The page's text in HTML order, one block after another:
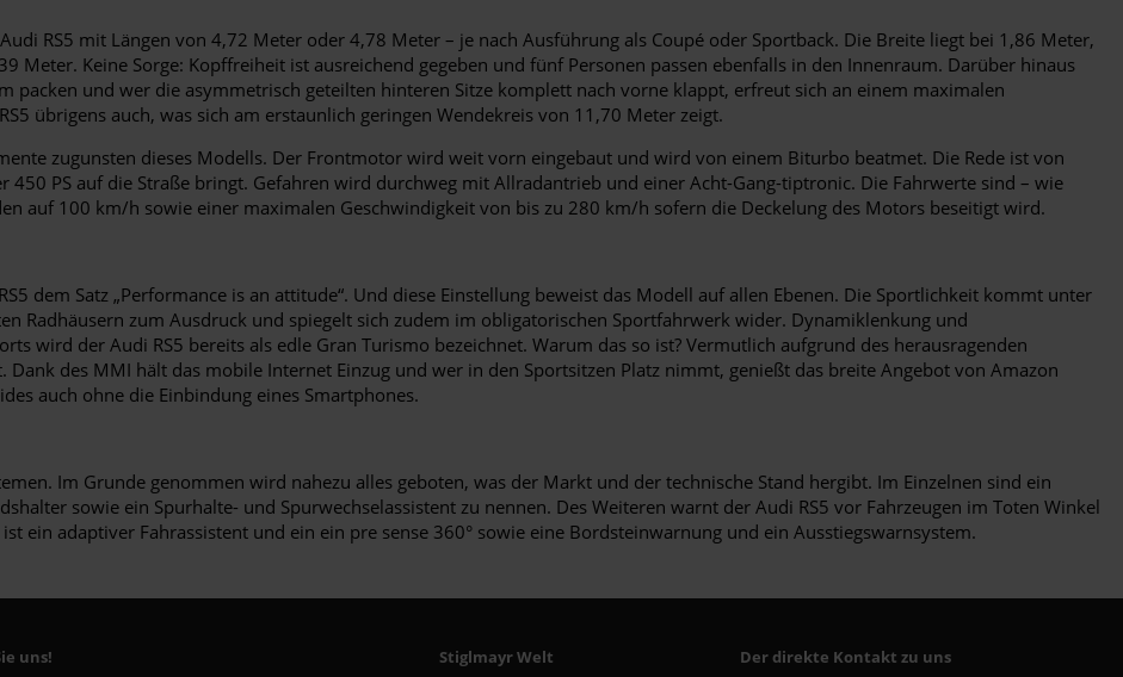
RS5 mit Längen von 4,72 Meter oder 4,78 Meter – je nach Ausführung als Coupé oder Sportback. Die Breite liegt bei 1,86 Meter,
Meter. Keine Sorge: Kopffreiheit ist ausreichend gegeben und fünf Personen passen ebenfalls in den Innenraum. Darüber hinaus
packen und wer die asymmetrisch geteilten hinteren Sitze komplett nach vorne klappt, erfreut sich an einem maximalen
übrigens auch, was sich am erstaunlich geringen Wendekreis von 11,70 Meter zeigt.
zugunsten dieses Modells. Der Frontmotor wird weit vorn eingebaut und wird von einem Biturbo beatmet. Die Rede ist von
PS auf die Straße bringt. Gefahren wird durchweg mit Allradantrieb und einer Acht-Gang-tiptronic. Die Fahrwerte sind – wie
auf 100 km/h sowie einer maximalen Geschwindigkeit von bis zu 280 km/h sofern die Deckelung des Motors beseitigt wird.
dem Satz „Performance is an attitude“. Und diese Einstellung beweist das Modell auf allen Ebenen. Die Sportlichkeit kommt unter
Radhäusern zum Ausdruck und spiegelt sich zudem im obligatorischen Sportfahrwerk wider. Dynamiklenkung und
wird der Audi RS5 bereits als edle Gran Turismo bezeichnet. Warum das so ist? Vermutlich aufgrund des herausragenden
des MMI hält das mobile Internet Einzug und wer in den Sportsitzen Platz nimmt, genießt das breite Angebot von Amazon
auch ohne die Einbindung eines Smartphones.
Im Grunde genommen wird nahezu alles geboten, was der Markt und der technische Stand hergibt. Im Einzelnen sind ein
sowie ein Spurhalte- und Spurwechselassistent zu nennen. Des Weiteren warnt der Audi RS5 vor Fahrzeugen im Toten Winkel
ein adaptiver Fahrassistent und ein ein pre sense 360° sowie eine Bordsteinwarnung und ein Ausstiegswarnsystem.
uns!
Stiglmayr Welt
Der direkte Kontakt zu uns